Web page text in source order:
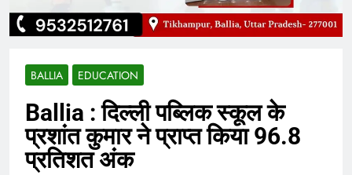
BALLIA EDUCATION
Ballia : दिल्ली पब्लिक स्कूल के
प्रशांत कुमार ने प्राप्त किया 96.8
प्रतिशत अंक